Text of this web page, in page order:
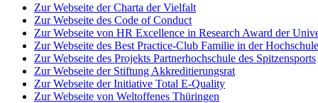
Zur Webseite der Charta der Vielfalt
Zur Webseite des Code of Conduct
Zur Webseite von HR Excellence in Research Award der
Zur Webseite des Best Practice-Club Familie in der Hochschule
Zur Webseite des Projekts Partnerhochschule des Spitzensports
Zur Webseite der Stiftung Akkreditierungsrat
Zur Webseite der Initiative Total E-Quality
Zur Webseite von Weltoffenes Thüringen